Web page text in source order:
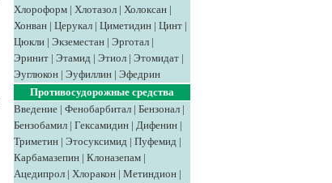
Хлороформ | Хлотазол | Холоксан |
Хонван | Церукал | Циметидин | Цинт |
Цюкли | Экземестан | Эрготал |
Эринит | Этамид | Этиол | Этомидат |
Эуглюкон | Эуфиллин | Эфедрин
Противосудорожные средства
Введение | Фенобарбитал | Бензонал |
Бензобамил | Гексамидин | Дифенин |
Триметин | Этосуксимид | Пуфемид |
Карбамазепин | Клоназепам |
Ацедипрол | Хлоракон | Метиндион |